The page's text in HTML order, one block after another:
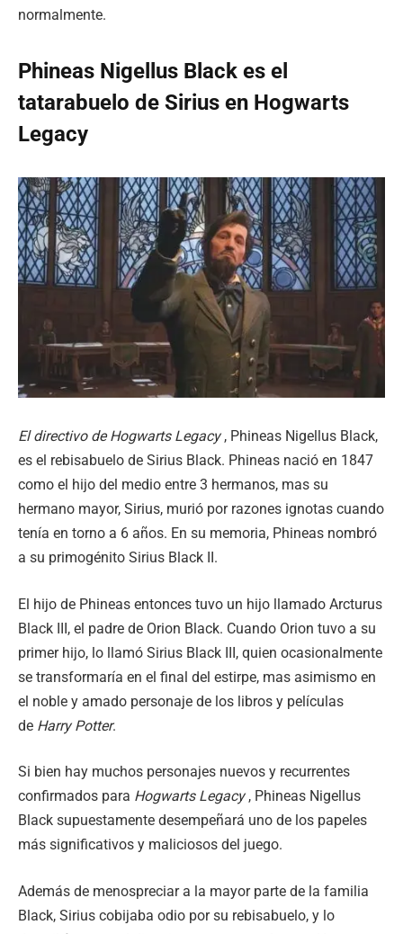
normalmente.
Phineas Nigellus Black es el
tatarabuelo de Sirius en Hogwarts
Legacy
El directivo de Hogwarts Legacy, Phineas Nigellus Black,
es el rebisabuelo de Sirius Black. Phineas nació en 1847
como el hijo del medio entre 3 hermanos, mas su
hermano mayor, Sirius, murió por razones ignotas cuando
tenía en torno a 6 años. En su memoria, Phineas nombró
a su primogénito Sirius Black II.
El hijo de Phineas entonces tuvo un hijo llamado Arcturus
Black III, el padre de Orion Black. Cuando Orion tuvo a su
primer hijo, lo llamó Sirius Black III, quien ocasionalmente
se transformaría en el final del estirpe, mas asimismo en
el noble y amado personaje de los libros y películas
de Harry Potter.
Si bien hay muchos personajes nuevos y recurrentes
confirmados para Hogwarts Legacy, Phineas Nigellus
Black supuestamente desempeñará uno de los papeles
más significativos y maliciosos del juego.
Además de menospreciar a la mayor parte de la familia
Black, Sirius cobijaba odio por su rebisabuelo, y lo